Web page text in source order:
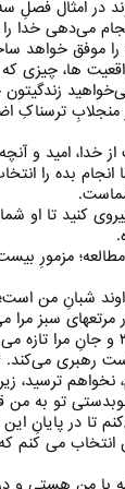
می‌‌دهی خدا
را موفق خواهد
ها، چیزی
منجلابِ ترسناکِ
از خدا، امید و
بده را
کنید تا او شما
مزمورِ
که؛۱ خداوند شبانِ
بود. ۲ در مرتعهای
هدایتم می‌‌کند. ۳ و جانِ
نخواهم ترسید،
تو به من
تا در پایانِ این
می کنم که